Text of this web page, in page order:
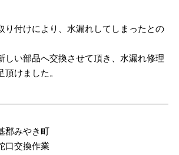
り付けにより、水漏れしてしまったとの
しい部品へ交換させて頂き、水漏れ修理
頂けました。
郡みやき町
口交換作業